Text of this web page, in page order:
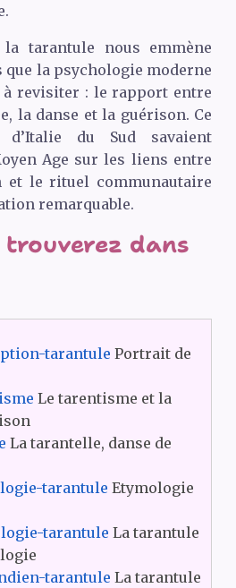
tarantule nous emmène
la psychologie moderne
à revisiter : le rapport entre
la danse et la guérison. Ce
du Sud savaient
Age sur les liens entre
et le rituel communautaire
remarquable.
trouverez dans
tarantule Portrait de
Le tarentisme et la
La tarantelle, danse de
tarantule Etymologie
tarantule La tarantule
tarantule La tarantule